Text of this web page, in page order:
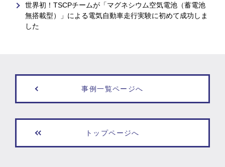
世界初！TSCPチームが「マグネシウム空気電池（蓄電池
無搭載型）」による電気自動車走行実験に初めて成功しま
した
事例一覧ページへ
トップページへ